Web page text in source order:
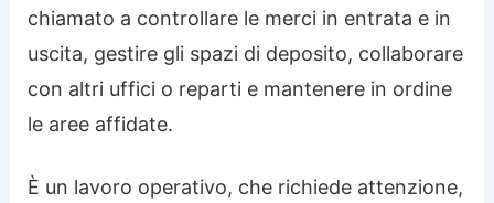
chiamato a controllare le merci in entrata e in
uscita, gestire gli spazi di deposito, collaborare
con altri uffici o reparti e mantenere in ordine
le aree affidate.
È un lavoro operativo, che richiede attenzione,